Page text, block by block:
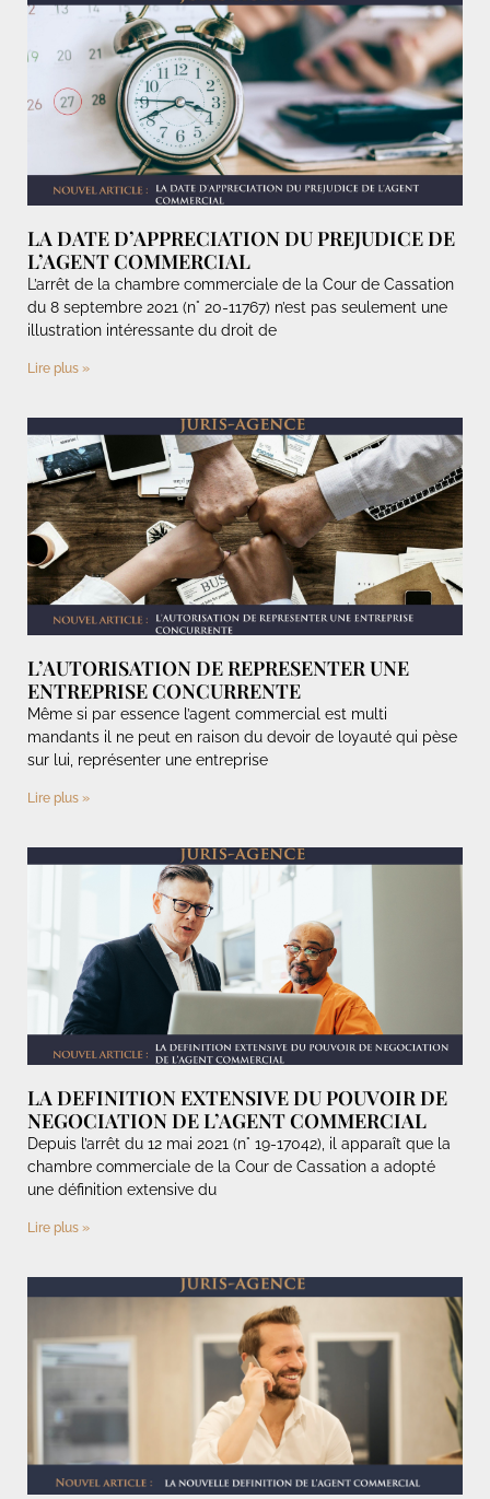
LA DATE D’APPRECIATION DU PREJUDICE DE
L’AGENT COMMERCIAL
L’arrêt de la chambre commerciale de la Cour de Cassation
du 8 septembre 2021 (n° 20-11767) n’est pas seulement une
illustration intéressante du droit de
Lire plus »
L’AUTORISATION DE REPRESENTER UNE
ENTREPRISE CONCURRENTE
Même si par essence l’agent commercial est multi
mandants il ne peut en raison du devoir de loyauté qui pèse
sur lui, représenter une entreprise
Lire plus »
LA DEFINITION EXTENSIVE DU POUVOIR DE
NEGOCIATION DE L’AGENT COMMERCIAL
Depuis l’arrêt du 12 mai 2021 (n° 19-17042), il apparaît que la
chambre commerciale de la Cour de Cassation a adopté
une définition extensive du
Lire plus »